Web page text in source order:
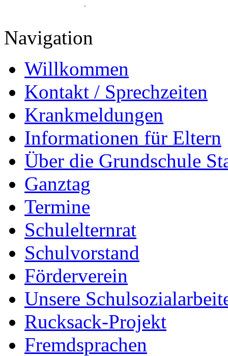
Navigation
Willkommen
Kontakt / Sprechzeiten
Krankmeldungen
Informationen für Eltern
Über die Grundschule
Ganztag
Termine
Schulelternrat
Schulvorstand
Förderverein
Unsere
Rucksack-Projekt
Fremdsprachen